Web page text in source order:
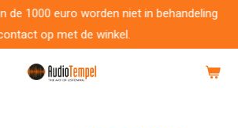
de 1000 euro worden niet in behandeling
op met de winkel.